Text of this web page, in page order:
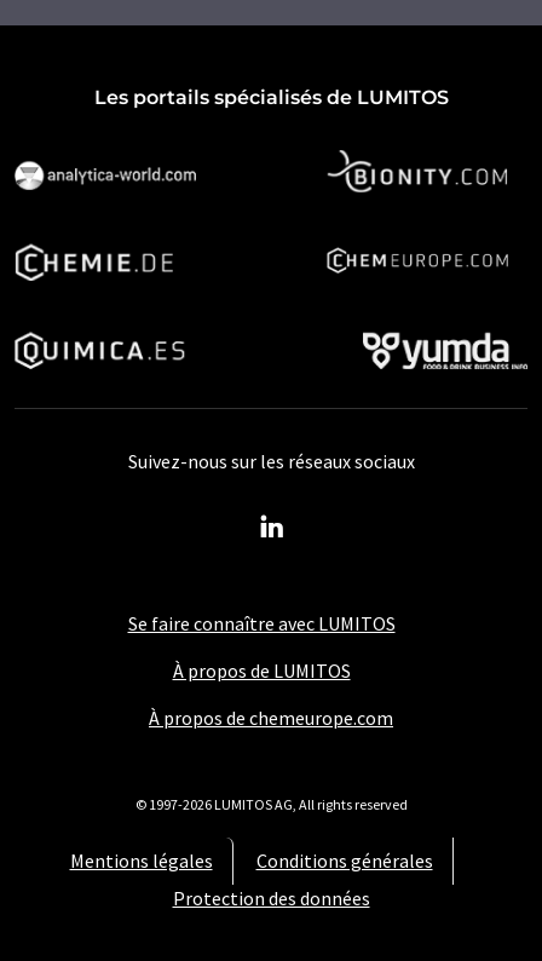
Les portails spécialisés de LUMITOS
Se faire connaître avec LUMITOS
À propos de LUMITOS
À propos de chemeurope.com
Mentions légales
Conditions générales
Protection des données
Suivez-nous sur les réseaux sociaux
© 1997-2026 LUMITOS AG, All rights reserved